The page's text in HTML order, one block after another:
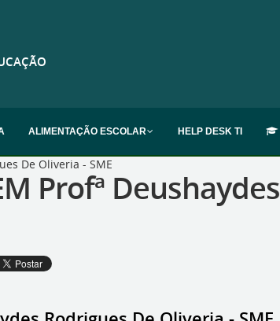
ALIMENTAÇÃO ESCOLAR HELP DESK TI
De Oliveria - SME
Profª Deushaydes